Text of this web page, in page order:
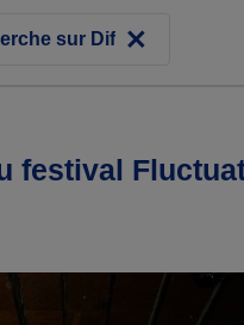
festival